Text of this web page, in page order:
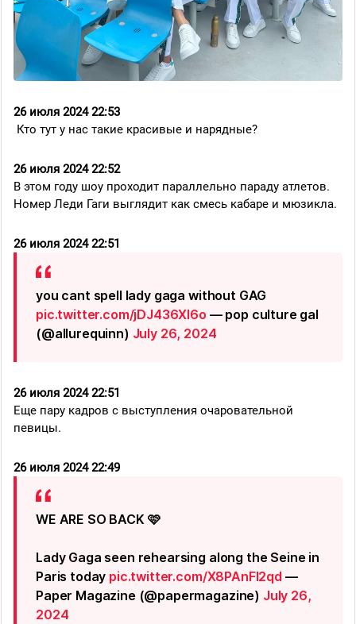
26 июля 2024 22:49
WE ARE SO BACK 🩷
Lady Gaga seen rehearsing along the Seine in
Paris today pic.twitter.com/X8PAnFI2qd —
Paper Magazine (@papermagazine) July 26,
2024
26 июля 2024 22:51
Еще пару кадров с выступления очаровательной
певицы.
26 июля 2024 22:51
you cant spell lady gaga without GAG
pic.twitter.com/jDJ436Xl6o — pop culture gal
(@allurequinn) July 26, 2024
26 июля 2024 22:52
В этом году шоу проходит параллельно параду атлетов.
Номер Леди Гаги выглядит как смесь кабаре и мюзикла.
26 июля 2024 22:53
Кто тут у нас такие красивые и нарядные?